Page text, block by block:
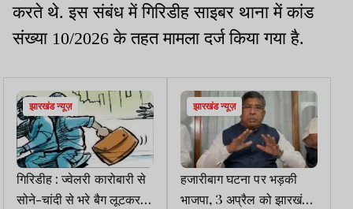
करते थे. इस संबंध में गिरिडीह साइबर थाना में कांड
संख्या 10/2026 के तहत मामला दर्ज किया गया है.
झारखंड न्यूज़
गिरिडीह : ज्वेलरी कारोबारी से
सोने-चांदी से भरे बैग लूटकर
झारखंड न्यूज़
हजारीबाग घटना पर भड़की
भाजपा, 3 अप्रैल को झारखंड